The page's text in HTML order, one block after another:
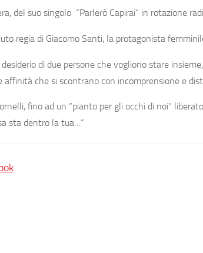
del suo singolo “Parlerò Capirai” in rotazione
regia di Giacomo Santi, la protagonista
di due persone che vogliono stare
che si scontrano con incomprensione e
fino ad un “pianto per gli occhi di noi”
sta dentro la tua…”